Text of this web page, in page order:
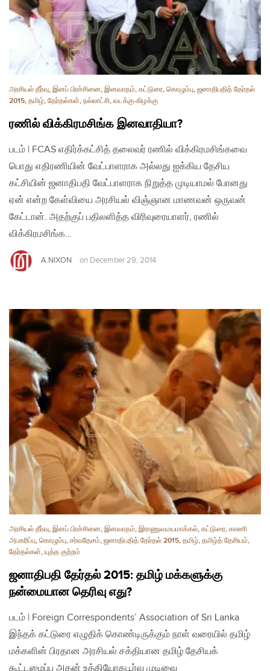
அரசியல் தீர்வு, இனப் பிரச்சினை, இனவாதம், கட்டுரை, கொழும்பு, ஜனாதிபதித் தேர்தல்
2015, தமிழ், தேர்தல்கள், நல்லாட்சி, வடக்கு-கிழக்கு
ரணில் விக்கிரமசிங்க இனவாதியா?
படம் | FCAS எதிர்க்கட்சித் தலைவர் ரணில் விக்கிரமசிங்கவை
பொது எதிரணியின் வேட்பாளராக அல்லது ஐக்கிய தேசிய
கட்சியின் ஜனாதிபதி வேட்பாளராக நிறுத்த முடியாமல் போனது
ஏன் என்ற கேள்வியை அரசியல் விஞ்ஞான மாணவன் ஒருவன்
கேட்டான். அதற்குப் பதிலளித்த விரிவுரையாளர், ரணில்
விக்கிரமசிங்க…
A.NIXON on December 29, 2014
அரசியல் தீர்வு, இனப் பிரச்சினை, இனவாதம், இராணுவமயமாக்கல், கட்டுரை, காணி
அபகரிப்பு, கொழும்பு, சர்வதேசம், ஜனாதிபதித் தேர்தல் 2015, தமிழ், தமிழ்த் தேசியம்,
தேர்தல்கள், யுத்த குற்றம்
ஜனாதிபதி தேர்தல் 2015: தமிழ் மக்களுக்கு
நன்மையான தெரிவு எது?
படம் | Foreign Correspondents’ Association of Sri Lanka
இந்தக் கட்டுரை எழுதிக் கொண்டிருக்கும் நாள் வரையில் தமிழ்
மக்களின் பிரதான அரசியல் சக்தியான தமிழ் தேசியக்
கூட்டமைப்பு அதன் உத்தியோகபூர்வ முடிவை